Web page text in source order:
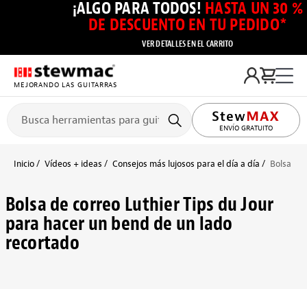
¡ALGO PARA TODOS! HASTA UN 30 %
DE DESCUENTO EN TU PEDIDO*
VER DETALLES EN EL CARRITO
MEJORANDO LAS GUITARRAS
ENVÍO GRATUITO
Inicio Vídeos + ideas Consejos más lujosos para el día a día Bolsa
Bolsa de correo Luthier Tips du Jour
para hacer un bend de un lado
recortado